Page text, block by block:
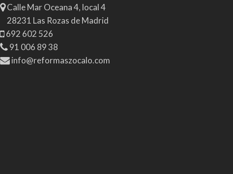
Calle Mar Oceana 4, local 4
28231 Las Rozas de Madrid
692 602 526
91 006 89 38
info@reformaszocalo.com